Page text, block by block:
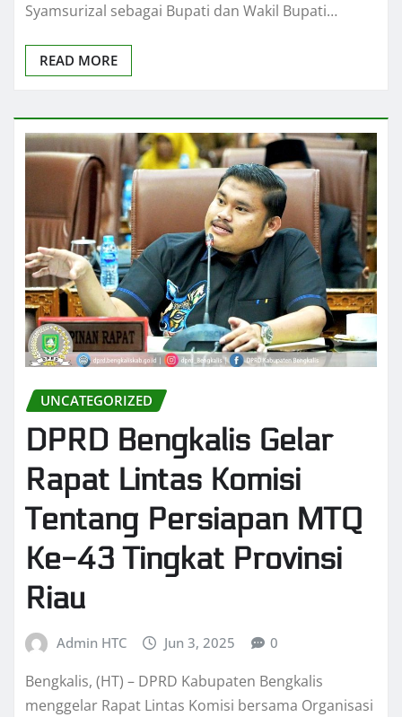
Syamsurizal sebagai Bupati dan Wakil Bupati…
READ MORE
UNCATEGORIZED
DPRD Bengkalis Gelar
Rapat Lintas Komisi
Tentang Persiapan MTQ
Ke-43 Tingkat Provinsi
Riau
Admin HTC Jun 3, 2025 0
Bengkalis, (HT) – DPRD Kabupaten Bengkalis
menggelar Rapat Lintas Komisi bersama Organisasi